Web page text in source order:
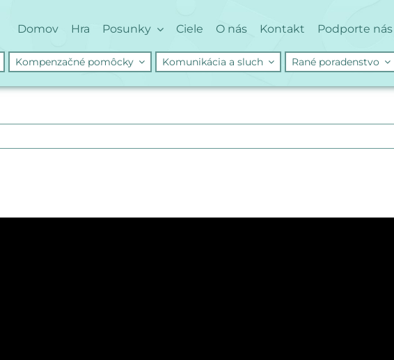
Domov Hra Posunky Ciele O nás Kontakt Podporte nás
Kompenzačné pomôcky Komunikácia a sluch Rané poradenstvo